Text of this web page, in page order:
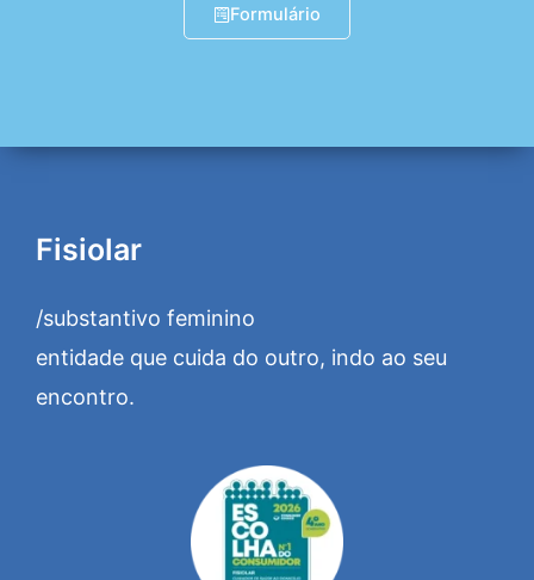
Formulário
Fisiolar
/substantivo feminino
entidade que cuida do outro, indo ao seu
encontro.